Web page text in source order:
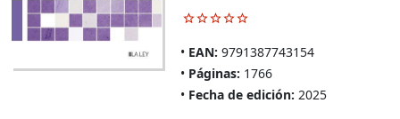
EAN: 9791387743154
Páginas: 1766
Fecha de edición: 2025